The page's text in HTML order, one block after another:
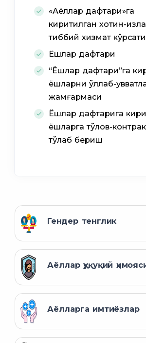
«Аёллар дафтари»га
киритилган хотин-
тиббий хизмат
Ёшлар дафтари
“Ёшлар дафтари”га
ёшларни қўллаб-
жамғармаси
Ёшлар дафтарига
ёшларга тўлов-
тўлаб бериш
Гендер тенглик
Аёллар ҳуқуқий
Аёлларга имтиёзлар